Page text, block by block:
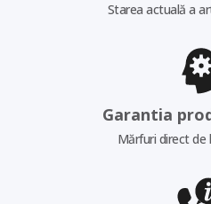
Starea actuală a
Garantia
Mărfuri direct